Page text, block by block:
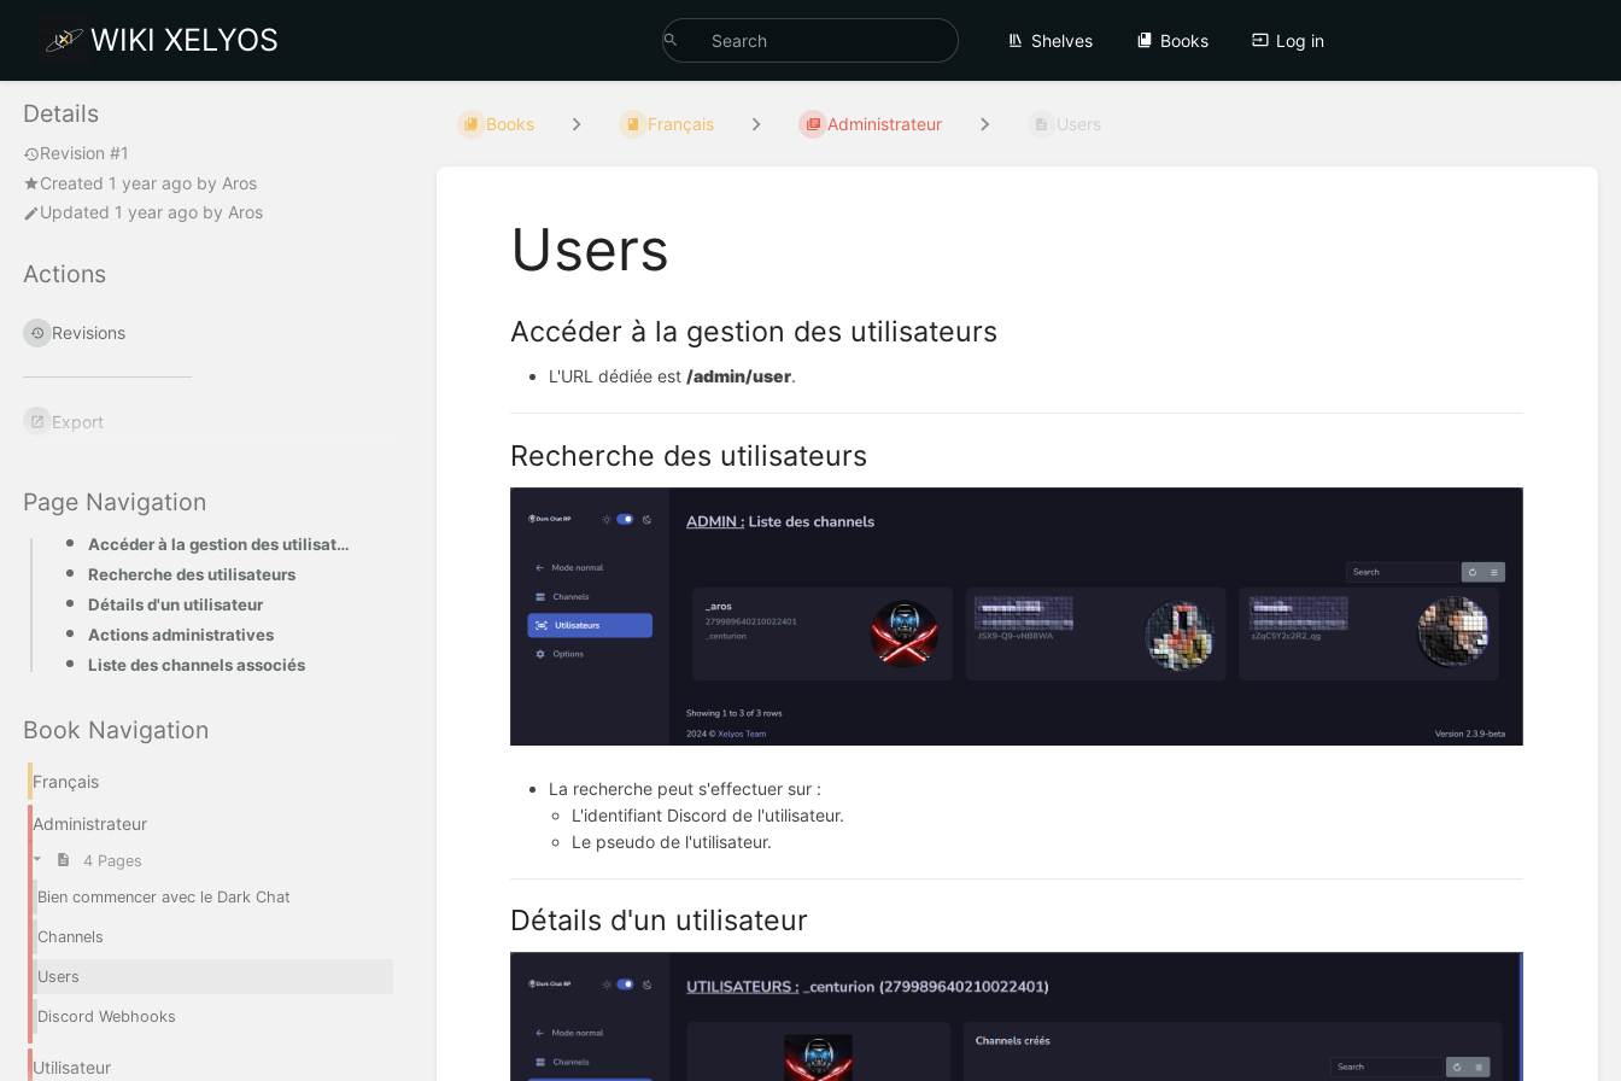
WIKI XELYOS Shelves Books Log in
Details
Revision #1
Created 1 year ago by Aros
Updated 1 year ago by Aros
Actions
Revisions
Export
Page Navigation
Accéder à la gestion des utilisateurs
Recherche des utilisateurs
Détails d'un utilisateur
Actions administratives
Liste des channels associés
Book Navigation
Français
Administrateur
4 Pages
Bien commencer avec le Dark Chat
Channels
Users
Discord Webhooks
Utilisateur
Books Français Administrateur Users
Users
Accéder à la gestion des utilisateurs
L'URL dédiée est /admin/user.
Recherche des utilisateurs
La recherche peut s'effectuer sur :
L'identifiant Discord de l'utilisateur.
Le pseudo de l'utilisateur.
Détails d'un utilisateur